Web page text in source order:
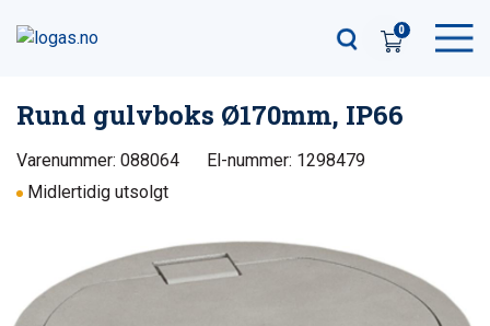
0
Rund gulvboks Ø170mm, IP66
Varenummer: 088064
El-nummer: 1298479
Midlertidig utsolgt